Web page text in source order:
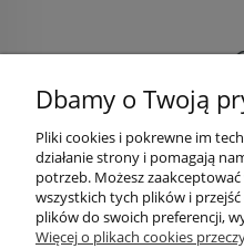
email:
Dbamy o Twoją
Pliki cookies i pokrewne im
działanie strony i pomagają
potrzeb. Możesz
wszystkich tych plików i
plików do swoich preferencji,
Więcej o plikach cookies